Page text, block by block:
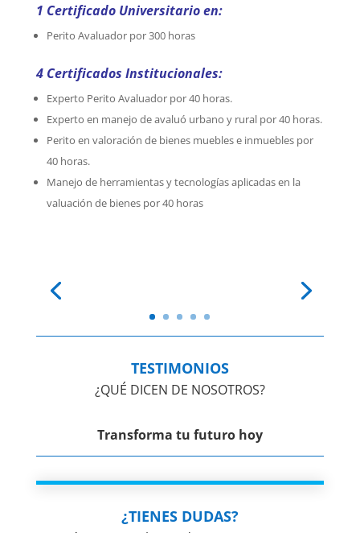
1 Certificado Universitario en:
Perito Avaluador por 300 horas
4 Certificados Institucionales:
Experto Perito Avaluador por 40 horas.
Experto en manejo de avaluó urbano y rural por 40 horas.
Perito en valoración de bienes muebles e inmuebles por
40 horas.
Manejo de herramientas y tecnologías aplicadas en la
valuación de bienes por 40 horas
TESTIMONIOS
¿QUÉ DICEN DE NOSOTROS?
Transforma tu futuro hoy
¿TIENES DUDAS?